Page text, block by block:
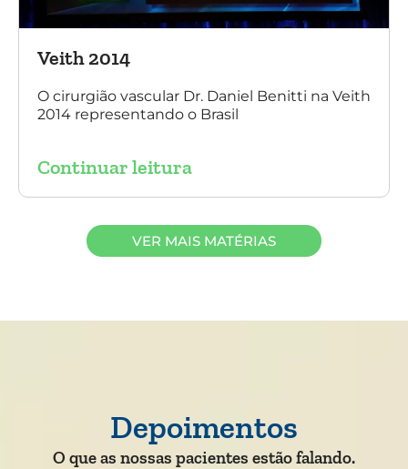
Veith 2014
O cirurgião vascular Dr. Daniel Benitti na Veith
2014 representando o Brasil
Continuar leitura
VER MAIS MATÉRIAS
Depoimentos
O que as nossas pacientes estão falando.